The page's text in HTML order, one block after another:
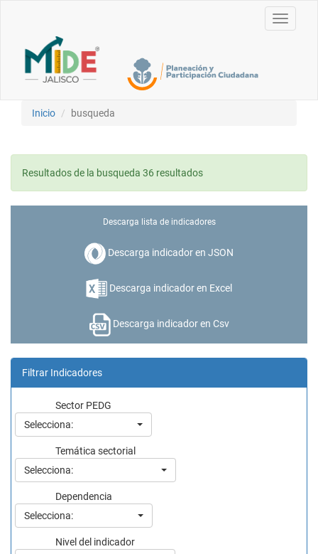
Toggle
Inicio busqueda
Resultados de la busqueda 36 resultados
Descarga lista de indicadores
Descarga indicador en JSON
Descarga indicador en Excel
Descarga indicador en Csv
Filtrar Indicadores
Sector PEDG
Selecciona:
Temática sectorial
Selecciona:
Dependencia
Selecciona:
Nivel del indicador